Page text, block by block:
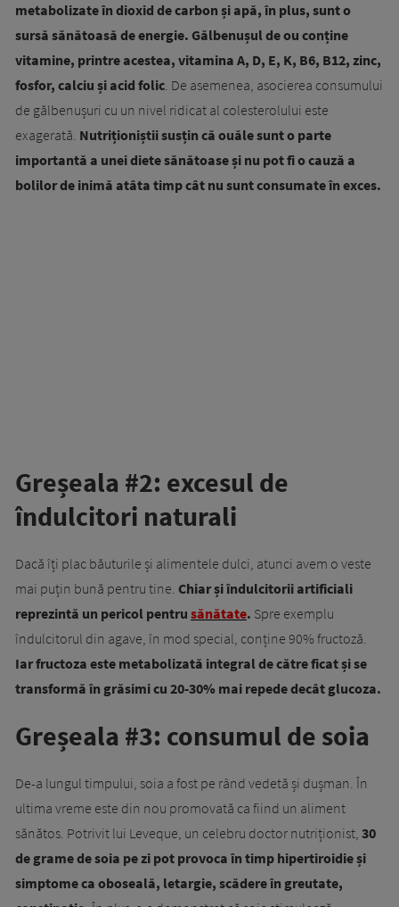
metabolizate în dioxid de carbon și apă, în plus, sunt o
sursă sănătoasă de energie. Gălbenușul de ou conține
vitamine, printre acestea, vitamina A, D, E, K, B6, B12, zinc,
fosfor, calciu și acid folic. De asemenea, asocierea consumului
de gălbenușuri cu un nivel ridicat al colesterolului este
exagerată. Nutriționiștii susțin că ouăle sunt o parte
importantă a unei diete sănătoase și nu pot fi o cauză a
bolilor de inimă atâta timp cât nu sunt consumate în exces.
Greșeala #2: excesul de
îndulcitori naturali
Dacă îți plac băuturile și alimentele dulci, atunci avem o veste
mai puțin bună pentru tine. Chiar și îndulcitorii artificiali
reprezintă un pericol pentru sănătate. Spre exemplu
îndulcitorul din agave, în mod special, conține 90% fructoză.
Iar fructoza este metabolizată integral de către ficat și se
transformă în grăsimi cu 20-30% mai repede decât glucoza.
Greșeala #3: consumul de soia
De-a lungul timpului, soia a fost pe rând vedetă și dușman. În
ultima vreme este din nou promovată ca fiind un aliment
sănătos. Potrivit lui Leveque, un celebru doctor nutriționist, 30
de grame de soia pe zi pot provoca în timp hipertiroidie și
simptome ca oboseală, letargie, scădere în greutate,